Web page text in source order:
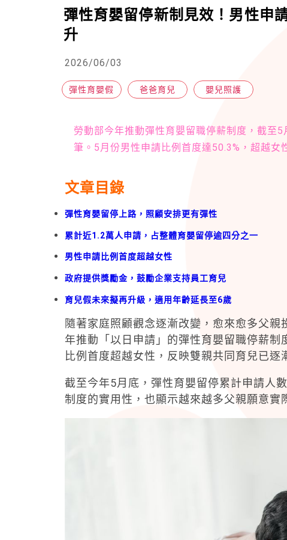
彈性育嬰留停新制見效！男性申
升
2026/06/03
彈性育嬰假 爸爸育兒 嬰兒照護
勞動部今年推動彈性育嬰留職停薪制度，截至
筆。5月份男性申請比例首度達50.3%，超越女
文章目錄
彈性育嬰留停上路，照顧安排更有彈性
累計近1.2萬人申請，占整體育嬰留停逾四分之一
男性申請比例首度超越女性
政府提供獎勵金，鼓勵企業支持員工育兒
育兒假未來擬再升級，適用年齡延長至6歲
隨著家庭照顧觀念逐漸改變，愈來愈多父
年推動「以日申請」的彈性育嬰留職停薪
比例首度超越女性，反映雙親共同育兒已逐
截至今年5月底，彈性育嬰留停累計申請人
制度的實用性，也顯示越來越多父親願意實